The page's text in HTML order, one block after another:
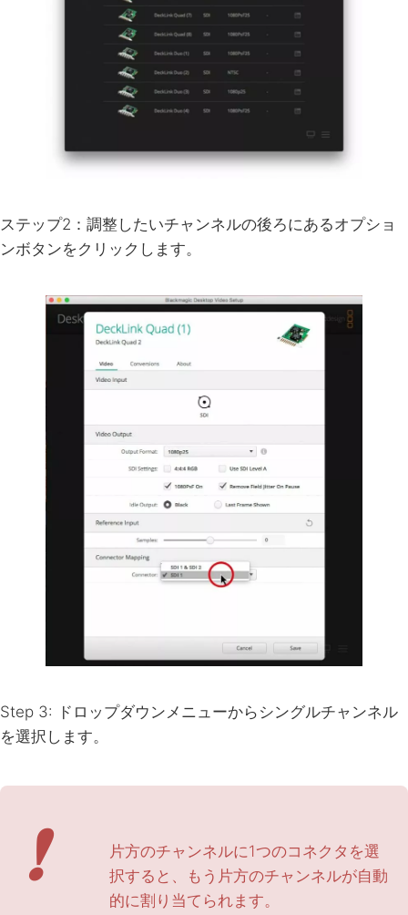
ステップ2：調整したいチャンネルの後ろにあるオプショ
ンボタンをクリックします。
Step 3: ドロップダウンメニューからシングルチャンネル
を選択します。
❗
片方のチャンネルに1つのコネクタを選
択すると、もう片方のチャンネルが自動
的に割り当てられます。